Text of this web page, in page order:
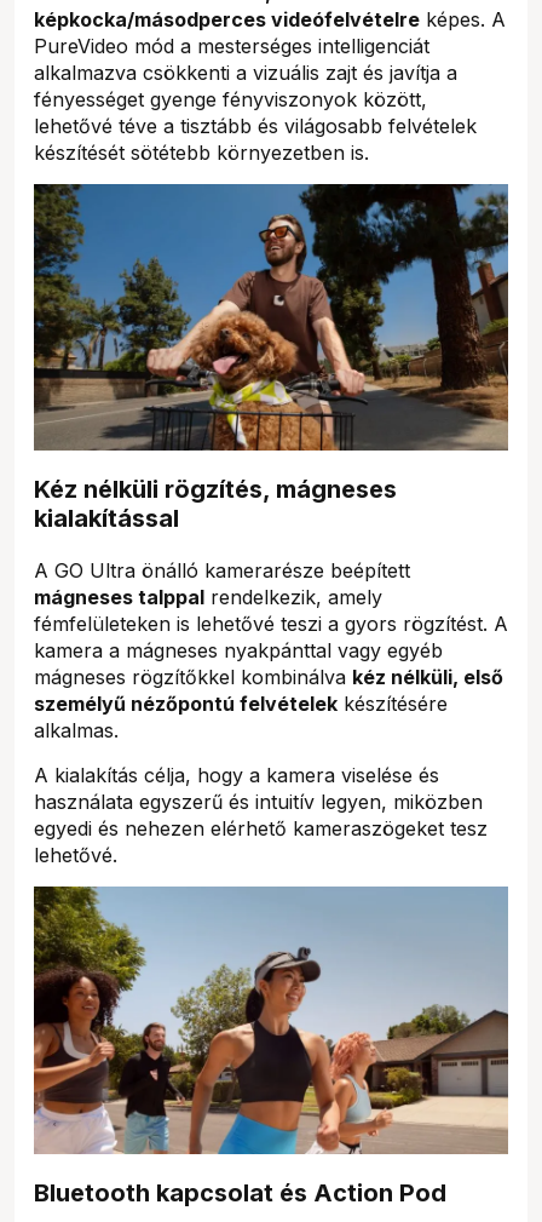
képkocka/másodperces videófelvételre képes. A
PureVideo mód a mesterséges intelligenciát
alkalmazva csökkenti a vizuális zajt és javítja a
fényességet gyenge fényviszonyok között,
lehetővé téve a tisztább és világosabb felvételek
készítését sötétebb környezetben is.
Kéz nélküli rögzítés, mágneses
kialakítással
A GO Ultra önálló kamerarésze beépített
mágneses talppal rendelkezik, amely
fémfelületeken is lehetővé teszi a gyors rögzítést. A
kamera a mágneses nyakpánttal vagy egyéb
mágneses rögzítőkkel kombinálva kéz nélküli, első
személyű nézőpontú felvételek készítésére
alkalmas.
A kialakítás célja, hogy a kamera viselése és
használata egyszerű és intuitív legyen, miközben
egyedi és nehezen elérhető kameraszögeket tesz
lehetővé.
Bluetooth kapcsolat és Action Pod